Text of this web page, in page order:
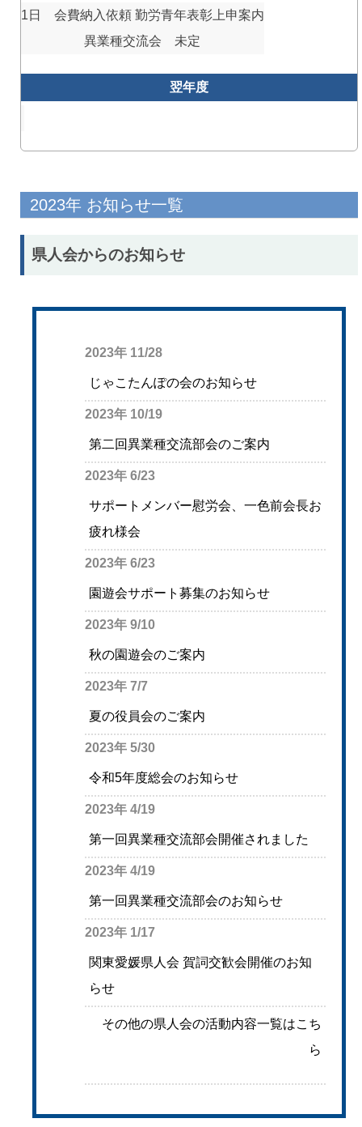
1日 会費納入依頼 勤労青年表彰上申案内
異業種交流会 未定
翌年度
2023年 お知らせ一覧
県人会からのお知らせ
2023年 11/28
じゃこたんぽの会のお知らせ
2023年 10/19
第二回異業種交流部会のご案内
2023年 6/23
サポートメンバー慰労会、一色前会長お
疲れ様会
2023年 6/23
園遊会サポート募集のお知らせ
2023年 9/10
秋の園遊会のご案内
2023年 7/7
夏の役員会のご案内
2023年 5/30
令和5年度総会のお知らせ
2023年 4/19
第一回異業種交流部会開催されました
2023年 4/19
第一回異業種交流部会のお知らせ
2023年 1/17
関東愛媛県人会 賀詞交歓会開催のお知
らせ
その他の県人会の活動内容一覧はこち
ら